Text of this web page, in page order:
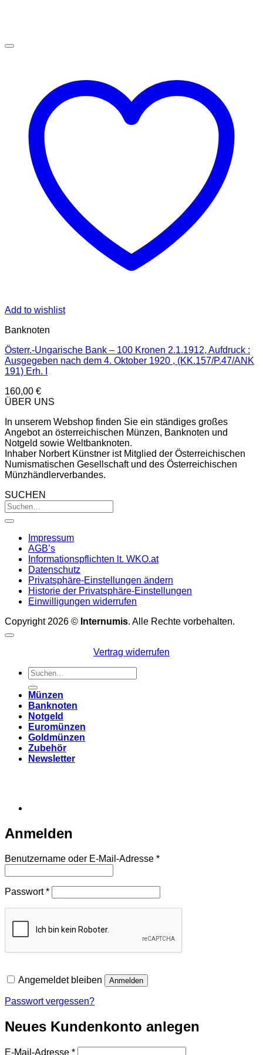
Add to wishlist
Banknoten
Österr.-Ungarische Bank – 100 Kronen 2.1.1912, Aufdruck :
Ausgegeben nach dem 4. Oktober 1920 , (KK.157/P.47/ANK
191) Erh. I
160,00 €
ÜBER UNS
In unserem Webshop finden Sie ein ständiges großes
Angebot an österreichischen Münzen, Banknoten und
Notgeld sowie Weltbanknoten.
Inhaber Norbert Künstner ist Mitglied der Österreichischen
Numismatischen Gesellschaft und des Österreichischen
Münzhändlerverbandes.
SUCHEN
Impressum
AGB’s
Informationspflichten lt. WKO.at
Datenschutz
Privatsphäre-Einstellungen ändern
Historie der Privatsphäre-Einstellungen
Einwilligungen widerrufen
Copyright 2026 © Internumis. Alle Rechte vorbehalten.
Vertrag widerrufen
Suchen
nach:
Münzen
Banknoten
Notgeld
Euromünzen
Goldmünzen
Zubehör
Newsletter
Anmelden
Benutzername oder E-Mail-Adresse *Erforderlich
Passwort*Erforderlich
Angemeldet bleiben Anmelden
Passwort vergessen?
Neues Kundenkonto anlegen
E-Mail-Adresse *Erforderlich